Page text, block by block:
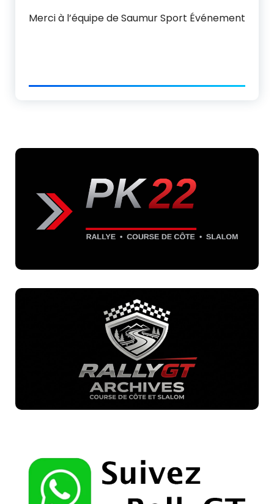
Merci à l’équipe de Saumur Sport Événement